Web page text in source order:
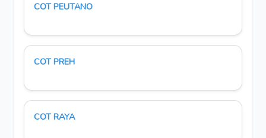
COT PEUTANO
COT PREH
COT RAYA